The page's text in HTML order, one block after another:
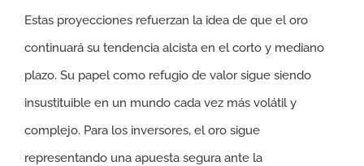
Estas proyecciones refuerzan la idea de que el oro
continuará su tendencia alcista en el corto y mediano
plazo. Su papel como refugio de valor sigue siendo
insustituible en un mundo cada vez más volátil y
complejo. Para los inversores, el oro sigue
representando una apuesta segura ante la